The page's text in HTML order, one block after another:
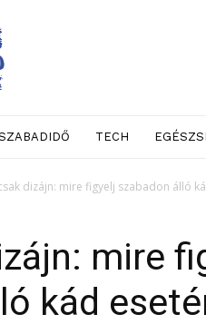
TECH
dizájn: mire figyelj szabadon álló
mire
kád